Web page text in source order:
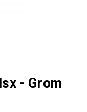
- Grom